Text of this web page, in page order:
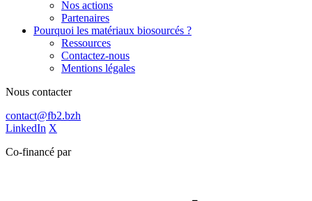
Nos actions
Partenaires
Pourquoi les matériaux biosourcés ?
Ressources
Contactez-nous
Mentions légales
Nous contacter
contact@fb2.bzh
LinkedIn X
Co-financé par